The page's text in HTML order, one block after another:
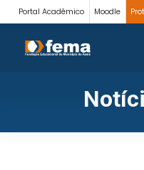
Portal Acadêmico Moodle